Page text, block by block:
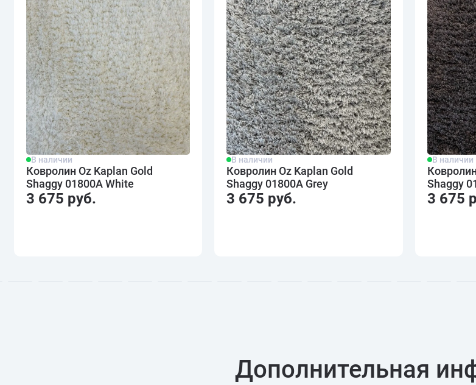
В наличии
Ковролин Oz Kaplan Gold
Shaggy 01800A White
3 675 руб.
В наличии
Ковролин Oz Kaplan Gold
Shaggy 01800A Grey
3 675 руб.
В наличии
Shaggy
3 675
Дополнительная